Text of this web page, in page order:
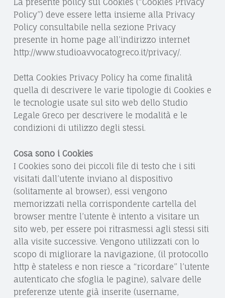
Y
|
S
T
U
D
I
O
L
E
G
A
L
E
A
V
V
V
O
C
A
O
D
A
N
L
A
G
R
E
C
O
Policy”) deve essere letta insieme alla Privacy
Policy consultabile nella sezione Privacy
presente in home page all’indirizzo internet
http://www.studioavvocatogreco.it/privacy/.
Detta Cookies Privacy Policy ha come finalità
quella di descrivere le varie tipologie di Cookies e
le tecnologie usate sul sito web dello Studio
Legale Greco per descrivere le modalità e le
condizioni di utilizzo degli stessi.
Cosa sono i Cookies
I Cookies sono dei piccoli file di testo che i siti
visitati dall’utente inviano al dispositivo
(solitamente al browser), essi vengono
memorizzati nella corrispondente cartella del
browser mentre l’utente è intento a visitare un
sito web, per essere poi ritrasmessi agli stessi siti
alla visite successive. Vengono utilizzati con lo
scopo di migliorare la navigazione, (il protocollo
http è stateless e non riesce a “ricordare” l’utente
autenticato che sfoglia le pagine), salvare delle
preferenze utente già inserite (username,